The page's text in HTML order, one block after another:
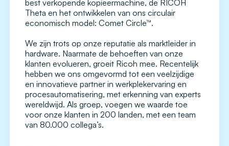
best verkopende kopieermachine, de RICOH
Theta en het ontwikkelen van ons circulair
economisch model: Comet Circle™.
We zijn trots op onze reputatie als marktleider in
hardware. Naarmate de behoeften van onze
klanten evolueren, groeit Ricoh mee. Recentelijk
hebben we ons omgevormd tot een veelzijdige
en innovatieve partner in werkplekervaring en
procesautomatisering, met erkenning van experts
wereldwijd. Als groep, voegen we waarde toe
voor onze klanten in 200 landen, met een team
van 80.000 collega’s.